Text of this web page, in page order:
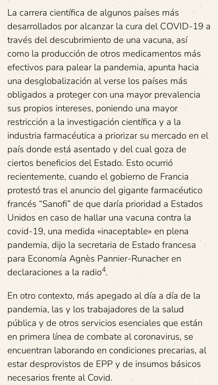
La carrera científica de algunos países más
desarrollados por alcanzar la cura del COVID-19 a
través del descubrimiento de una vacuna, así
como la producción de otros medicamentos más
efectivos para palear la pandemia, apunta hacia
una desglobalización al verse los países más
obligados a proteger con una mayor prevalencia
sus propios intereses, poniendo una mayor
restricción a la investigación científica y a la
industria farmacéutica a priorizar su mercado en el
país donde está asentado y del cual goza de
ciertos beneficios del Estado. Esto ocurrió
recientemente, cuando el gobierno de Francia
protestó tras el anuncio del gigante farmacéutico
francés “Sanofi” de que daría prioridad a Estados
Unidos en caso de hallar una vacuna contra la
covid-19, una medida «inaceptable» en plena
pandemia, dijo la secretaria de Estado francesa
para Economía Agnès Pannier-Runacher en
declaraciones a la radio4.
En otro contexto, más apegado al día a día de la
pandemia, las y los trabajadores de la salud
pública y de otros servicios esenciales que están
en primera línea de combate al coronavirus, se
encuentran laborando en condiciones precarias, al
estar desprovistos de EPP y de insumos básicos
necesarios frente al Covid.